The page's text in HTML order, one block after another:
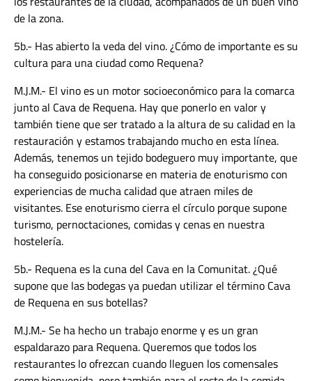
de la zona.
5b.- Has abierto la veda del vino. ¿Cómo de importante es su
cultura para una ciudad como Requena?
M.J.M.- El vino es un motor socioeconómico para la comarca
junto al Cava de Requena. Hay que ponerlo en valor y
también tiene que ser tratado a la altura de su calidad en la
restauración y estamos trabajando mucho en esta línea.
Además, tenemos un tejido bodeguero muy importante, que
ha conseguido posicionarse en materia de enoturismo con
experiencias de mucha calidad que atraen miles de
visitantes. Ese enoturismo cierra el círculo porque supone
turismo, pernoctaciones, comidas y cenas en nuestra
hostelería.
5b.- Requena es la cuna del Cava en la Comunitat. ¿Qué
supone que las bodegas ya puedan utilizar el término Cava
de Requena en sus botellas?
M.J.M.- Se ha hecho un trabajo enorme y es un gran
espaldarazo para Requena. Queremos que todos los
restaurantes lo ofrezcan cuando lleguen los comensales